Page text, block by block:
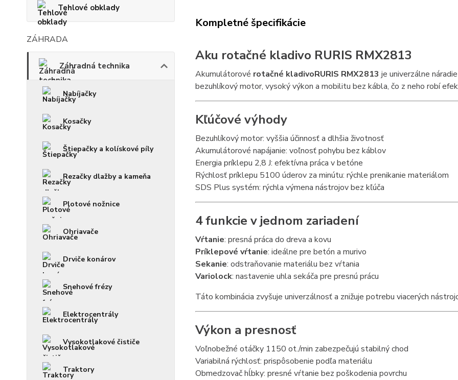
Tehlové obklady
ZÁHRADA
Záhradná technika
Nabíjačky
Kosačky
Štiepačky a kolískové píly
Rezačky dlažby a kameňa
Plotové nožnice
Ohriavače
Drviče konárov
Snehové frézy
Elektrocentrály
Vysokotlakové čističe
Traktory
Kompletné špecifikácie
Aku rotačné kladivo RURIS RMX2813
Akumulátorové rotačné kladivoRURIS RMX2813 je univerzálne
bezuhlíkový motor, vysoký výkon a mobilitu bez kábla, čo z neho robí
Kľúčové výhody
Bezuhlíkový motor: vyššia účinnosť a dlhšia životnosť
Akumulátorové napájanie: voľnosť pohybu bez káblov
Energia príklepu 2,8 J: efektívna práca v betóne
Rýchlosť príklepu 5100 úderov za minútu: rýchle prenikanie materiálom
SDS Plus systém: rýchla výmena nástrojov bez kľúča
4 funkcie v jednom zariadení
Vŕtanie: presná práca do dreva a kovu
Príklepové vŕtanie: ideálne pre betón a murivo
Sekanie: odstraňovanie materiálu bez vŕtania
Variolock: nastavenie uhla sekáča pre presnú prácu
Táto kombinácia zvyšuje univerzálnosť a znižuje potrebu viacerých
Výkon a presnosť
Voľnobežné otáčky 1150 ot./min zabezpečujú stabilný chod
Variabilná rýchlosť: prispôsobenie podľa materiálu
Obmedzovač hĺbky: presné vŕtanie bez poškodenia povrchu